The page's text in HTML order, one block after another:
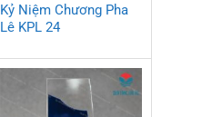
Kỷ Niệm Chương Pha
Lê KPL 24